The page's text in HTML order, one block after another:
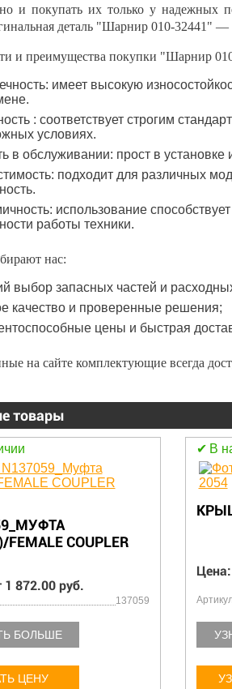
и покупать их только у надежных
деталь "Шарнир 010-32441"
и преимущества покупки "Шарнир
имеет высокую
: соответствует строгим
условиях.
в обслуживании: прост в
подходит для различных
использование
работы техники.
нас:
выбор запасных частей и
качество и проверенные решения;
цены и быстрая
на сайте комплектующие всегда
товары
COUPLER
1 872.00 руб.
137059
БОЛЬШЕ
ЦЕНУ
В
Артикул